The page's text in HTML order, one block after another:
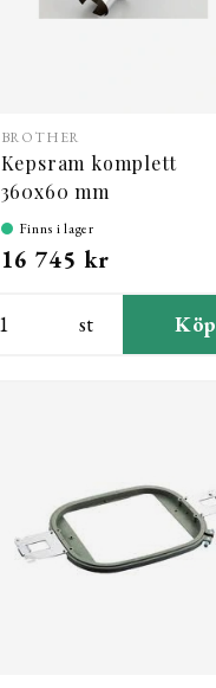
BROTHER
Kepsram komplett
360x60 mm
Finns i lager
16 745 kr
st Köp